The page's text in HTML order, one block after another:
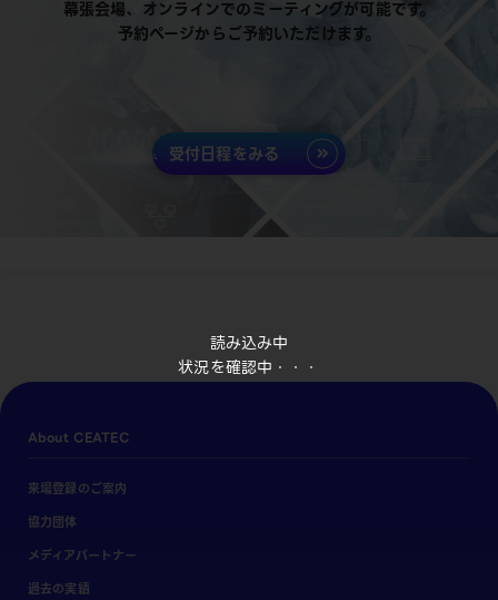
読み込み中
状況を確認中・・・
幕張会場、オンラインでのミーティングが可能です。
予約ページからご予約いただけます。
受付日程をみる
About CEATEC
来場登録のご案内
協力団体
メディアパートナー
過去の実績